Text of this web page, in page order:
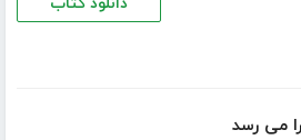
می رسد